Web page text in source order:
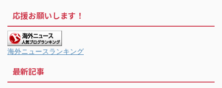
応援お願いします！
海外ニュースランキング
最新記事